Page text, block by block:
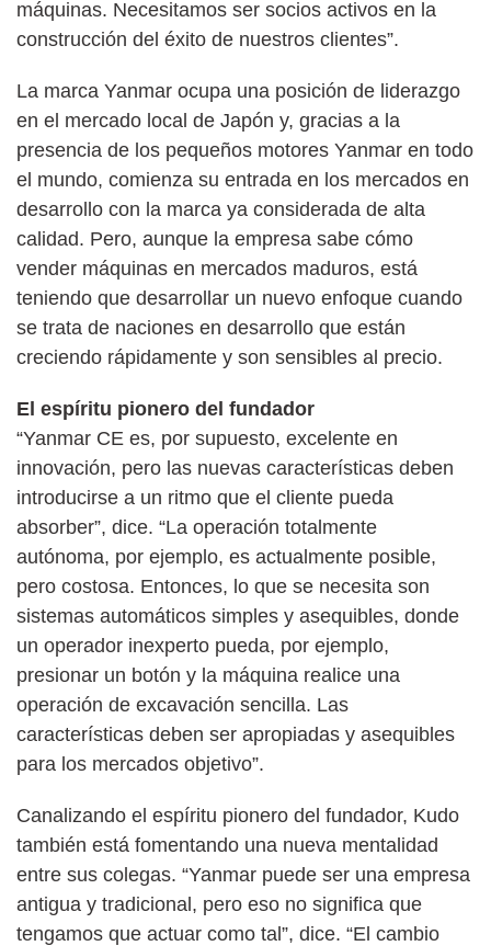
máquinas. Necesitamos ser socios activos en la
construcción del éxito de nuestros clientes”.
La marca Yanmar ocupa una posición de liderazgo
en el mercado local de Japón y, gracias a la
presencia de los pequeños motores Yanmar en todo
el mundo, comienza su entrada en los mercados en
desarrollo con la marca ya considerada de alta
calidad. Pero, aunque la empresa sabe cómo
vender máquinas en mercados maduros, está
teniendo que desarrollar un nuevo enfoque cuando
se trata de naciones en desarrollo que están
creciendo rápidamente y son sensibles al precio.
El espíritu pionero del fundador
“Yanmar CE es, por supuesto, excelente en
innovación, pero las nuevas características deben
introducirse a un ritmo que el cliente pueda
absorber”, dice. “La operación totalmente
autónoma, por ejemplo, es actualmente posible,
pero costosa. Entonces, lo que se necesita son
sistemas automáticos simples y asequibles, donde
un operador inexperto pueda, por ejemplo,
presionar un botón y la máquina realice una
operación de excavación sencilla. Las
características deben ser apropiadas y asequibles
para los mercados objetivo”.
Canalizando el espíritu pionero del fundador, Kudo
también está fomentando una nueva mentalidad
entre sus colegas. “Yanmar puede ser una empresa
antigua y tradicional, pero eso no significa que
tengamos que actuar como tal”, dice. “El cambio